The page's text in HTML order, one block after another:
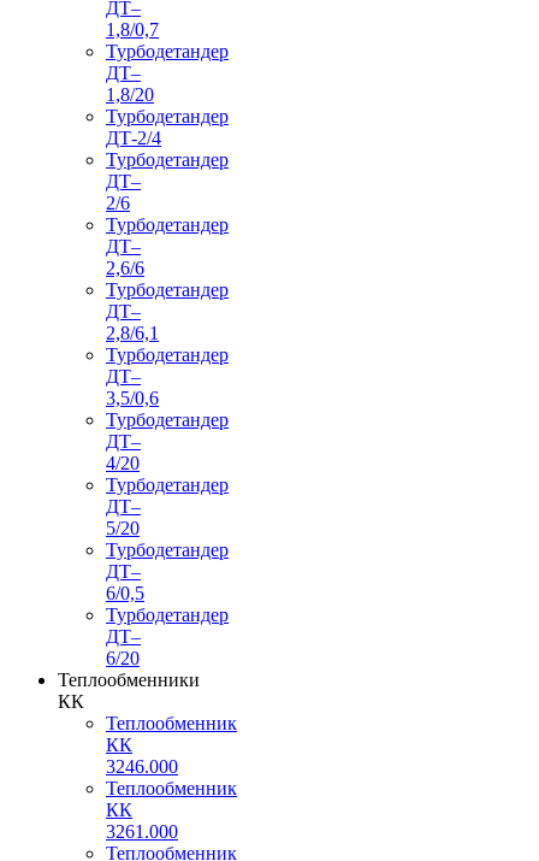
ДТ–
1,8/0,7
Турбодетандер
ДТ–
1,8/20
Турбодетандер
ДТ-2/4
Турбодетандер
ДТ–
2/6
Турбодетандер
ДТ–
2,6/6
Турбодетандер
ДТ–
2,8/6,1
Турбодетандер
ДТ–
3,5/0,6
Турбодетандер
ДТ–
4/20
Турбодетандер
ДТ–
5/20
Турбодетандер
ДТ–
6/0,5
Турбодетандер
ДТ–
6/20
Теплообменники
КК
Теплообменник
КК
3246.000
Теплообменник
КК
3261.000
Теплообменник